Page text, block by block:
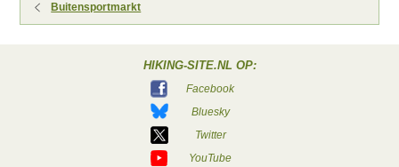
Buitensportmarkt
HIKING-SITE.NL OP:
Facebook
Bluesky
Twitter
YouTube